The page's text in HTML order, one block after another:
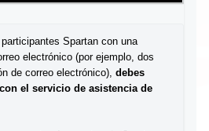
Spartan con una
electrónico (por ejemplo, dos
de correo electrónico), debes
el servicio de asistencia de